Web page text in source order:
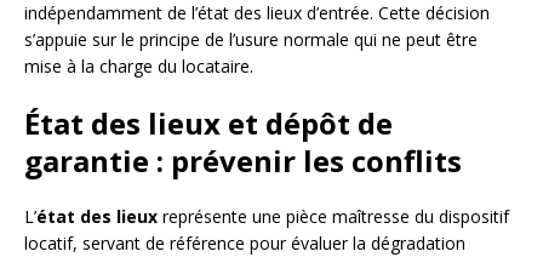
indépendamment de l’état des lieux d’entrée. Cette décision
s’appuie sur le principe de l’usure normale qui ne peut être
mise à la charge du locataire.
État des lieux et dépôt de
garantie : prévenir les conflits
L’état des lieux représente une pièce maîtresse du dispositif
locatif, servant de référence pour évaluer la dégradation